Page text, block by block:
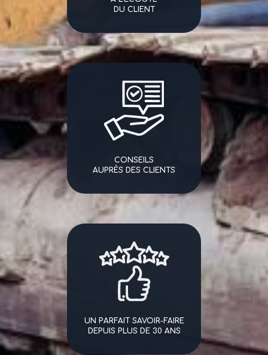
DU CLIENT
CONSEILS
AUPRÈS DES CLIENTS
UN PARFAIT SAVOIR-FAIRE
DEPUIS PLUS DE 30 ANS